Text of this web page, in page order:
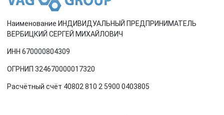
Наименование ИНДИВИДУАЛЬНЫЙ ПРЕДПРИНИМАТЕЛЬ
ВЕРБИЦКИЙ СЕРГЕЙ МИХАЙЛОВИЧ
ИНН 670000804309
ОГРНИП 324670000017320
Расчётный счёт 40802 810 2 5900 0403805